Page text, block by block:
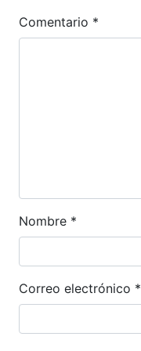
Comentario *
Nombre *
Correo electrónico *